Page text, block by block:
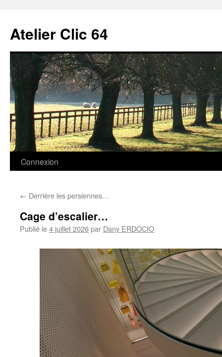
contenu
Atelier Clic 64
Connexion
← Derrière les persiennes…
Cage d’escalier…
Publié le4 juillet 2026par Dany ERDOCIO